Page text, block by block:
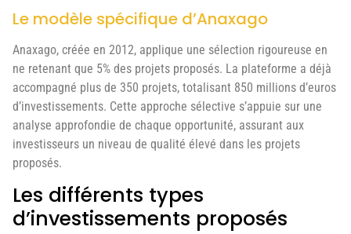
Le modèle spécifique d’Anaxago
Anaxago, créée en 2012, applique une sélection rigoureuse en
ne retenant que 5% des projets proposés. La plateforme a déjà
accompagné plus de 350 projets, totalisant 850 millions d’euros
d’investissements. Cette approche sélective s’appuie sur une
analyse approfondie de chaque opportunité, assurant aux
investisseurs un niveau de qualité élevé dans les projets
proposés.
Les différents types
d’investissements proposés